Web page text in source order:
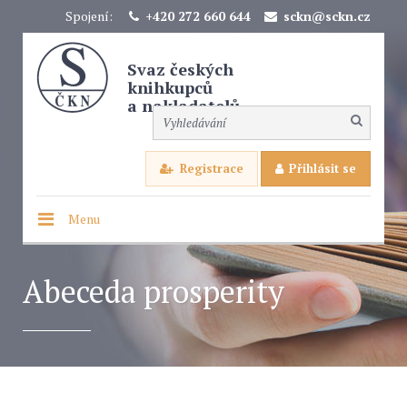
Spojení: +420 272 660 644 sckn@sckn.cz
Svaz českých
knihkupců
a nakladatelů
Registrace Přihlásit se
Menu
Abeceda prosperity